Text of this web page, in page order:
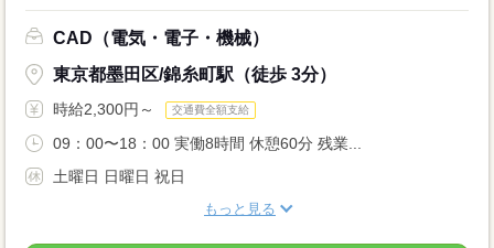
CAD（電気・電子・機械）
東京都墨田区/錦糸町駅（徒歩 3分）
時給2,300円～ 交通費全額支給
09：00〜18：00 実働8時間 休憩60分 残業...
土曜日 日曜日 祝日
もっと見る